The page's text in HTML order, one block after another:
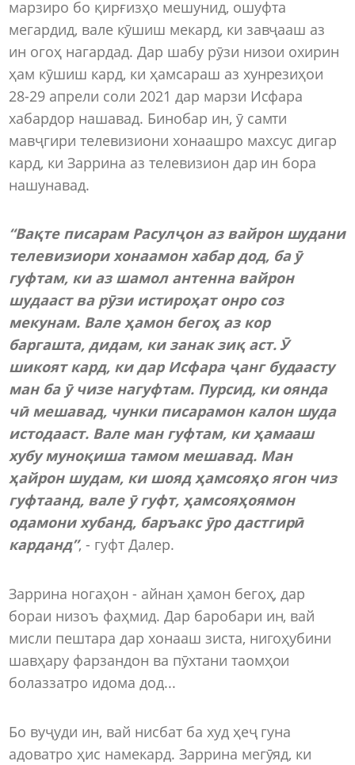
марзиро бо қирғизҳо мешунид, ошуфта
мегардид, вале кӯшиш мекард, ки завҷааш аз
ин огоҳ нагардад. Дар шабу рӯзи низои охирин
ҳам кӯшиш кард, ки ҳамсараш аз хунрезиҳои
28-29 апрели соли 2021 дар марзи Исфара
хабардор нашавад. Бинобар ин, ӯ самти
мавҷгири телевизиони хонаашро махсус дигар
кард, ки Заррина аз телевизион дар ин бора
нашунавад.
“Вақте писарам Расулҷон аз вайрон шудани
телевизиори хонаамон хабар дод, ба ӯ
гуфтам, ки аз шамол антенна вайрон
шудааст ва рӯзи истироҳат онро соз
мекунам. Вале ҳамон бегоҳ аз кор
баргашта, дидам, ки занак зиқ аст. Ӯ
шикоят кард, ки дар Исфара ҷанг будаасту
ман ба ӯ чизе нагуфтам. Пурсид, ки оянда
чӣ мешавад, чунки писарамон калон шуда
истодааст. Вале ман гуфтам, ки ҳамааш
хубу муноқиша тамом мешавад. Ман
ҳайрон шудам, ки шояд ҳамсояҳо ягон чиз
гуфтаанд, вале ӯ гуфт, ҳамсояҳоямон
одамони хубанд, баръакс ӯро дастгирӣ
карданд”, - гуфт Далер.
Заррина ногаҳон - айнан ҳамон бегоҳ, дар
бораи низоъ фаҳмид. Дар баробари ин, вай
мисли пештара дар хонааш зиста, нигоҳубини
шавҳару фарзандон ва пӯхтани таомҳои
болаззатро идома дод...
Бо вуҷуди ин, вай нисбат ба худ ҳеҷ гуна
адоватро ҳис намекард. Заррина мегӯяд, ки